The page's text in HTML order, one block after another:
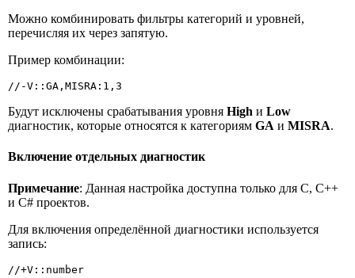
Можно комбинировать фильтры категорий и уровней,
перечисляя их через запятую.
Пример комбинации:
//-V::GA,MISRA:1,3
Будут исключены срабатывания уровня High и Low
диагностик, которые относятся к категориям GA и MISRA.
Включение отдельных диагностик
Примечание: Данная настройка доступна только для C, С++
и C# проектов.
Для включения определённой диагностики используется
запись:
//+V::number